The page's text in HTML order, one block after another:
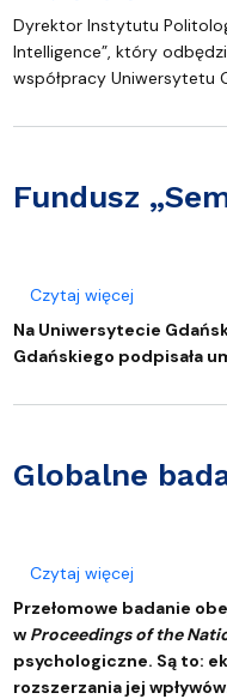
Dyrektor Instytutu
Intelligence”, który
współpracy Uniwersytetu
Fundusz
Czytaj więcejo Fundusz
Na Uniwersytecie
Gdańskiego podpisała
Globalne
Czytaj więcejo Globalne
Przełomowe badanie
w Proceedings of the
psychologiczne. Są to:
rozszerzania jej